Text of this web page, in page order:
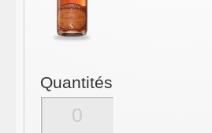
Quantités